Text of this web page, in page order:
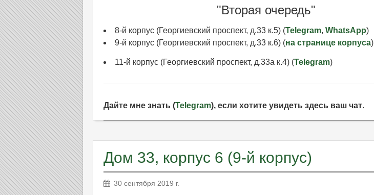
"Вторая очередь"
8-й корпус (Георгиевский проспект, д.33 к.5) (Telegram, WhatsApp)
9-й корпус (Георгиевский проспект, д.33 к.6) (на странице корпуса)
11-й корпус (Георгиевский проспект, д.33а к.4) (Telegram)
Дайте мне знать (Telegram), если хотите увидеть здесь ваш чат.
Дом 33, корпус 6 (9-й корпус)
30 сентября 2019 г.